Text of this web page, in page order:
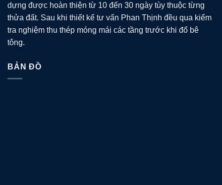
dựng được hoàn thiện từ 10 đến 30 ngày tùy thuộc từng
thửa đất. Sau khi thiết kế tư vấn Phan Thịnh đều qua kiểm
tra nghiệm thu thép móng mái các tầng trước khi đổ bê
tông.
BẢN ĐỒ